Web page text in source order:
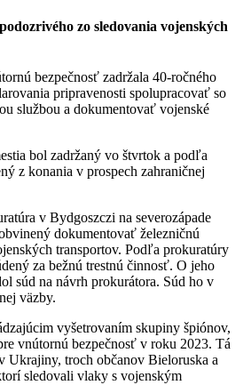
zo sledovania vojenských
bezpečnosť zadržala 40-ročného
pripravenosti spolupracovať so
službou a dokumentovať vojenské
bol zadržaný vo štvrtok a podľa
z konania v prospech zahraničnej
v Bydgoszczi na severozápade
dokumentovať železničnú
transportov. Podľa prokuratúry
za bežnú trestnú činnosť. O jeho
súd na návrh prokurátora. Súd ho v
väzby.
vyšetrovaním skupiny špiónov,
vnútornú bezpečnosť v roku 2023. Tá
Ukrajiny, troch občanov Bieloruska a
sledovali vlaky s vojenským